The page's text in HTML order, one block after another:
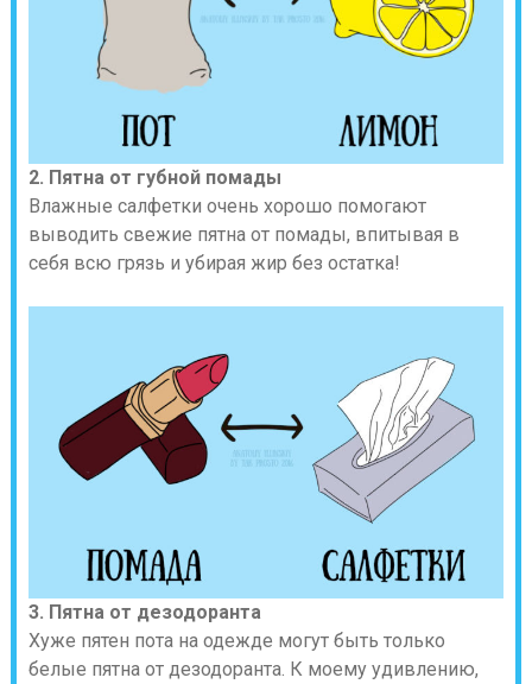
2. Пятна от губной помады
Влажные салфетки очень хорошо помогают
выводить свежие пятна от помады, впитывая в
себя всю грязь и убирая жир без остатка!
3. Пятна от дезодоранта
Хуже пятен пота на одежде могут быть только
белые пятна от дезодоранта. К моему удивлению,